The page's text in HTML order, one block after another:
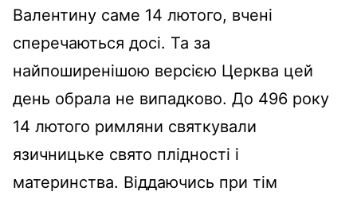
Валентину саме 14 лютого, вчені
сперечаються досі. Та за
найпоширенішою версією Церква цей
день обрала не випадково. До 496 року
14 лютого римляни святкували
язичницьке свято плідності і
материнства. Віддаючись при тім